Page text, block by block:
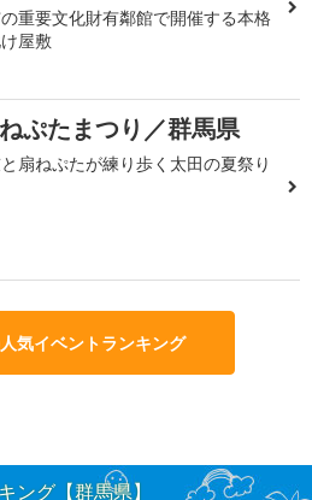
重要文化財有鄰館で開催する本格
屋敷
ぷたまつり／群馬県
扇ねぷたが練り歩く太田の夏祭り
気イベントランキング
ング【群馬県】